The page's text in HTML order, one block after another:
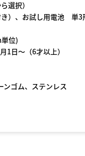
選択）
）、お試し用電池 単3
位)
1日〜（6才以上）
ンゴム、ステンレス